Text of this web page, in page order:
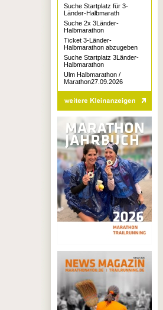
Suche Startplatz für 3-
Länder-Halbmarath
Suche 2x 3Länder-
Halbmarathon
Ticket 3-Länder-
Halbmarathon abzugeben
Suche Startplatz 3Länder-
Halbmarathon
Ulm Halbmarathon /
Marathon27.09.2026